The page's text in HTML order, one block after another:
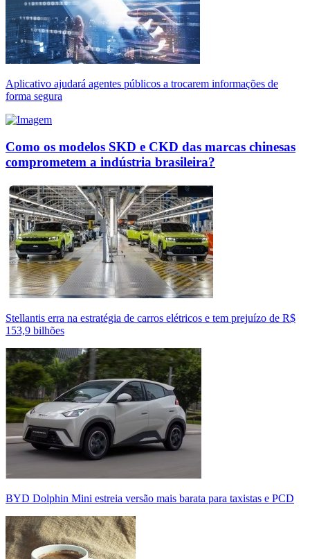
Aplicativo ajudará agentes públicos a trocarem informações de
forma segura
Como os modelos SKD e CKD das marcas chinesas
comprometem a indústria brasileira?
Stellantis erra na estratégia de carros elétricos e tem prejuízo de R$
153,9 bilhões
BYD Dolphin Mini estreia versão mais barata para taxistas e PCD